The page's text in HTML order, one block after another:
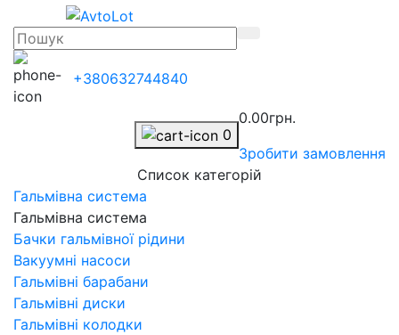
+380632744840
0
0.00грн.
Зробити замовлення
Список категорій
Гальмівна система
Гальмівна система
Бачки гальмівної рідини
Вакуумні насоси
Гальмівні барабани
Гальмівні диски
Гальмівні колодки